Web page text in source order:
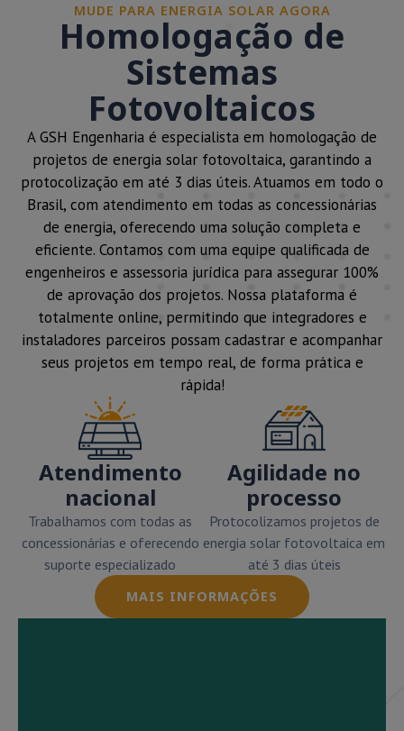
MUDE PARA ENERGIA SOLAR AGORA
Homologação de
Sistemas
Fotovoltaicos
A GSH Engenharia é especialista em homologação de
projetos de energia solar fotovoltaica, garantindo a
protocolização em até 3 dias úteis. Atuamos em todo o
Brasil, com atendimento em todas as concessionárias
de energia, oferecendo uma solução completa e
eficiente. Contamos com uma equipe qualificada de
engenheiros e assessoria jurídica para assegurar 100%
de aprovação dos projetos. Nossa plataforma é
totalmente online, permitindo que integradores e
instaladores parceiros possam cadastrar e acompanhar
seus projetos em tempo real, de forma prática e
rápida!
Atendimento
nacional
Trabalhamos com todas as
concessionárias e oferecendo
suporte especializado
Agilidade no
processo
Protocolizamos projetos de
energia solar fotovoltaica em
até 3 dias úteis
MAIS INFORMAÇÕES